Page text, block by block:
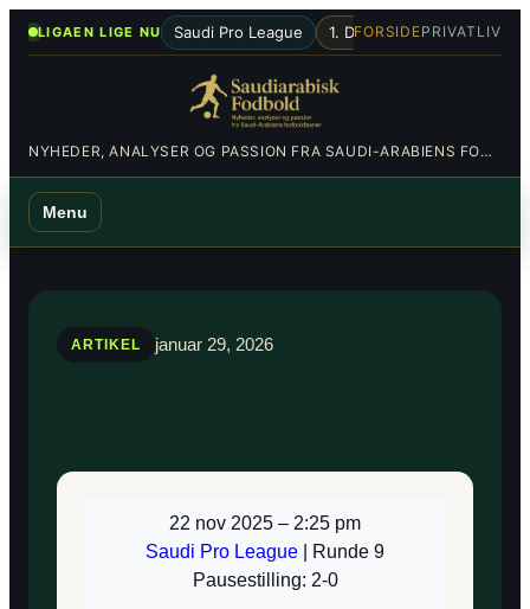
SpringLIGAEN LIGE NU Saudi Pro League 1. Division Al-Hilal•Al-
FORSIDEPRIVATLIV
NYHEDER, ANALYSER OG PASSION FRA SAUDI-ARABIENS FODBOLDBANER
Menu
ARTIKEL januar 29, 2026
22 nov 2025 – 2:25 pm
Saudi Pro League
| Runde 9
Pausestilling: 2-0